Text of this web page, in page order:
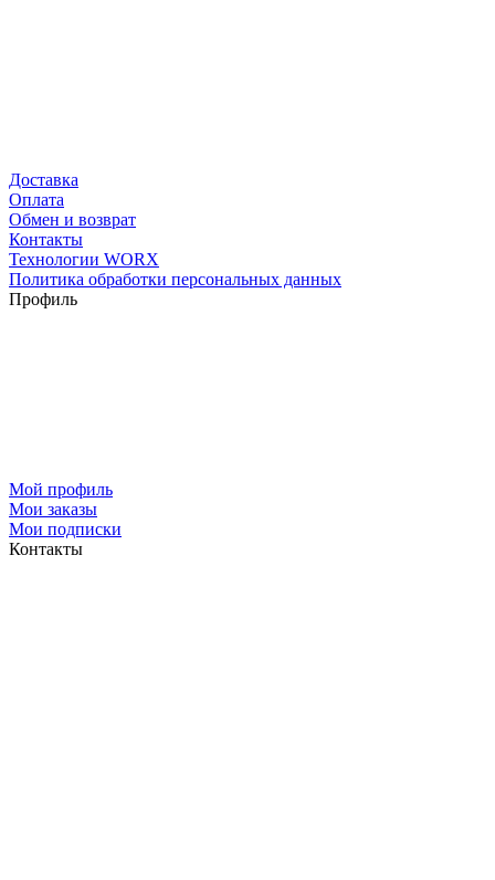
Доставка
Оплата
Обмен и возврат
Контакты
Технологии WORX
Политика обработки персональных данных
Профиль
Мой профиль
Мои заказы
Мои подписки
Контакты